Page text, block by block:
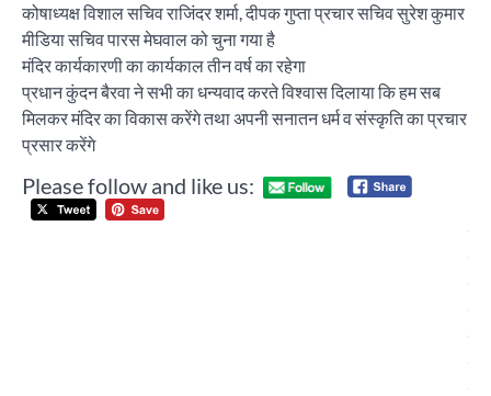
कोषाध्यक्ष विशाल सचिव राजिंदर शर्मा, दीपक गुप्ता प्रचार सचिव सुरेश कुमार
मीडिया सचिव पारस मेघवाल को चुना गया है
मंदिर कार्यकारणी का कार्यकाल तीन वर्ष का रहेगा
प्रधान कुंदन बैरवा ने सभी का धन्यवाद करते विश्वास दिलाया कि हम सब
मिलकर मंदिर का विकास करेंगे तथा अपनी सनातन धर्म व संस्कृति का प्रचार
प्रसार करेंगे
Please follow and like us:
Post